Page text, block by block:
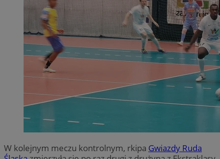
W kolejnym meczu kontrolnym, rkipa Gwiazdy Ruda